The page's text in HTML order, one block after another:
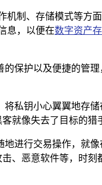
机制、存储模式等方
息，以便在数字资产
保护以及便捷的管理
私钥小心翼翼地存
就像失去了目标的猎
进行交易操作，就
、恶意软件等，时刻